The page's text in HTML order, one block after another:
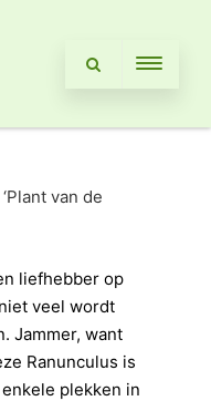
‘Plant van de
liefhebber op
veel wordt
Jammer, want
Ranunculus is
plekken in